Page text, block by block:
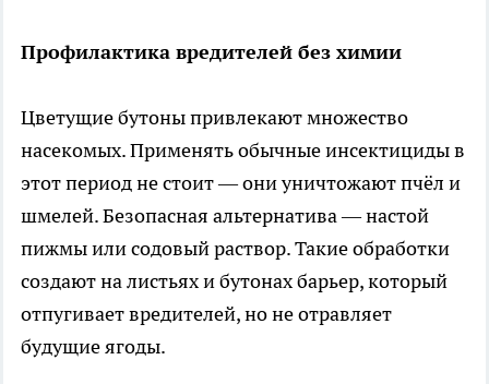
Профилактика вредителей без химии
Цветущие бутоны привлекают множество
насекомых. Применять обычные инсектициды в
этот период не стоит — они уничтожают пчёл и
шмелей. Безопасная альтернатива — настой
пижмы или содовый раствор. Такие обработки
создают на листьях и бутонах барьер, который
отпугивает вредителей, но не отравляет
будущие ягоды.